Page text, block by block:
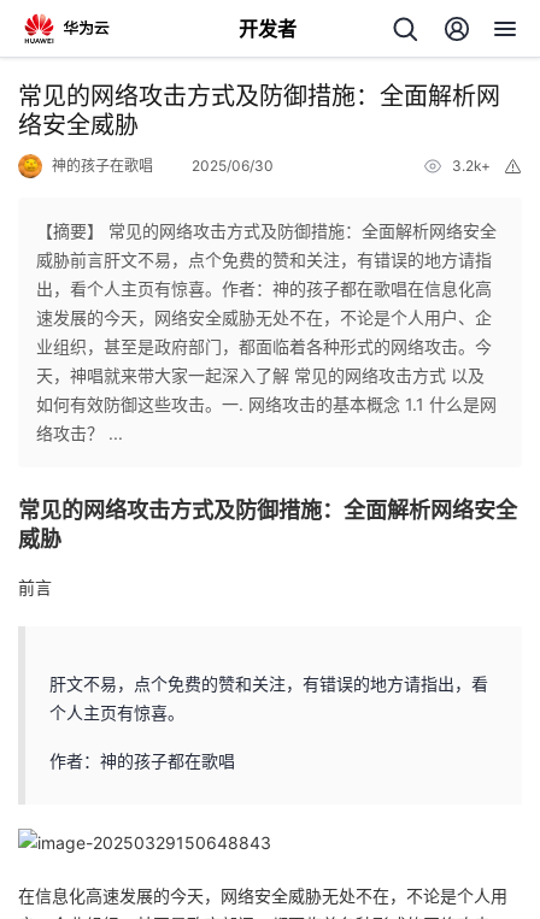
开发者
返
回
个
人
主
我
的
发
者
的
博
我
的
我
常见的网络攻击方式及防御措施：全面解析网
络安全威胁
神的孩子在歌唱 2025/06/30 3.2k+
【摘要】 常见的网络攻击方式及防御措施：全面解析网络安全
威胁前言肝文不易，点个免费的赞和关注，有错误的地方请指
出，看个人主页有惊喜。作者：神的孩子都在歌唱在信息化高
速发展的今天，网络安全威胁无处不在，不论是个人用户、企
业组织，甚至是政府部门，都面临着各种形式的网络攻击。今
天，神唱就来带大家一起深入了解 常见的网络攻击方式 以及
如何有效防御这些攻击。一. 网络攻击的基本概念 1.1 什么是网
络攻击？ ...
常见的网络攻击方式及防御措施：全面解析网络安全
威胁
前言
肝文不易，点个免费的赞和关注，有错误的地方请指出，看
个人主页有惊喜。
作者：神的孩子都在歌唱
在信息化高速发展的今天，网络安全威胁无处不在，不论是个人用